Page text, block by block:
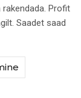
Profit
Saadet saad